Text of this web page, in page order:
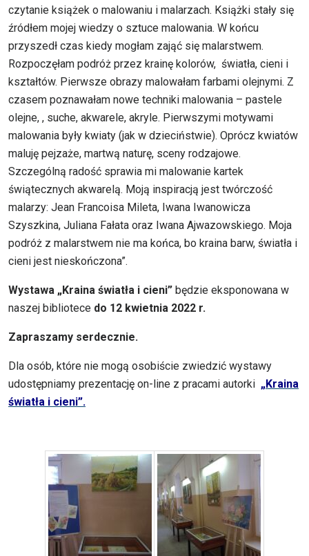
czytanie książek o malowaniu i malarzach. Książki stały się
źródłem mojej wiedzy o sztuce malowania. W końcu
przyszedł czas kiedy mogłam zająć się malarstwem.
Rozpoczęłam podróż przez krainę kolorów, światła, cieni i
kształtów. Pierwsze obrazy malowałam farbami olejnymi. Z
czasem poznawałam nowe techniki malowania – pastele
olejne, , suche, akwarele, akryle. Pierwszymi motywami
malowania były kwiaty (jak w dzieciństwie). Oprócz kwiatów
maluję pejzaże, martwą naturę, sceny rodzajowe.
Szczególną radość sprawia mi malowanie kartek
świątecznych akwarelą. Moją inspiracją jest twórczość
malarzy: Jean Francoisa Mileta, Iwana Iwanowicza
Szyszkina, Juliana Fałata oraz Iwana Ajwazowskiego. Moja
podróż z malarstwem nie ma końca, bo kraina barw, światła i
cieni jest nieskończona”.
Wystawa „Kraina światła i cieni” będzie eksponowana w
naszej bibliotece do 12 kwietnia 2022 r.
Zapraszamy serdecznie.
Dla osób, które nie mogą osobiście zwiedzić wystawy
udostępniamy prezentację on-line z pracami autorki „Kraina
światła i cieni”.